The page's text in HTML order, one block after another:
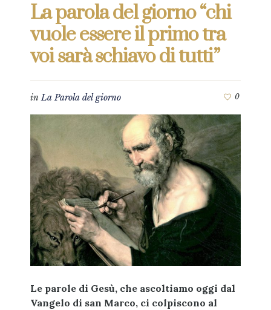
La parola del giorno “chi
vuole essere il primo tra
voi sarà schiavo di tutti”
inLa Parola del giorno 0
Le parole di Gesù, che ascoltiamo oggi dal
Vangelo di san Marco, ci colpiscono al